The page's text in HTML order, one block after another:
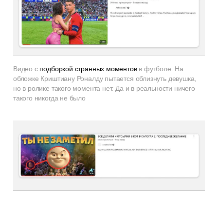
Видео с подборкой странных моментовв футболе. На
обложке Криштиану Роналду пытается облизнуть девушка,
но в ролике такого момента нет. Да и в реальности ничего
такого никогда не было